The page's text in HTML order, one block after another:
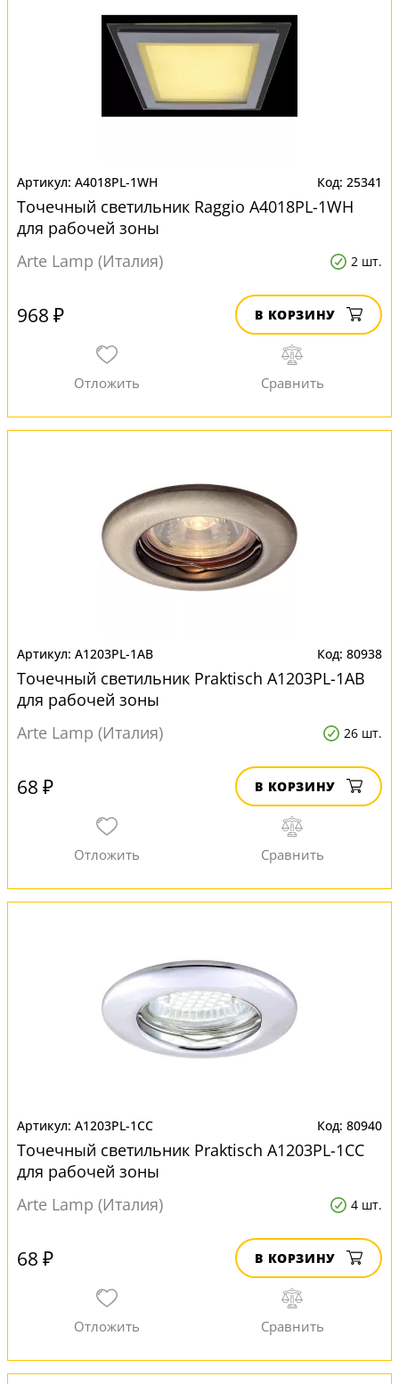
A4018PL-1WH 25341
Точечный светильник Raggio A4018PL-1WH
для рабочей зоны
Arte Lamp (Италия)
2 шт.
968 ₽ В КОРЗИНУ
A1203PL-1AB 80938
Точечный светильник Praktisch A1203PL-1AB
для рабочей зоны
Arte Lamp (Италия)
26 шт.
68 ₽ В КОРЗИНУ
A1203PL-1CC 80940
Точечный светильник Praktisch A1203PL-1CC
для рабочей зоны
Arte Lamp (Италия)
4 шт.
68 ₽ В КОРЗИНУ